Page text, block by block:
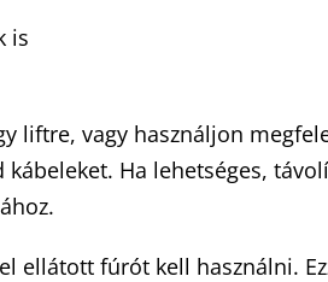
is
liftre, vagy használjon
Ha lehetséges,
ellátott fúrót kell használni.